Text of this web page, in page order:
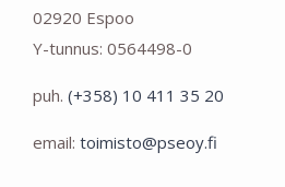
02920 Espoo
Y-tunnus: 0564498-0
puh. (+358) 10 411 35 20
email: toimisto@pseoy.fi